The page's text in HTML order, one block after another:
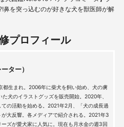
鼻を突っ込むのが好きな犬を獣医師が解
プロフィール
ター）
都生まれ。2006年に柴犬を飼い始め、犬の虜
犬のイラストグッズを販売開始。2020年、
の活動を始める。2021年2月、「犬の成長過
大反響。各メディアで紹介される。2021年3
ズが愛犬家に人気に。現在も月水金の週3回